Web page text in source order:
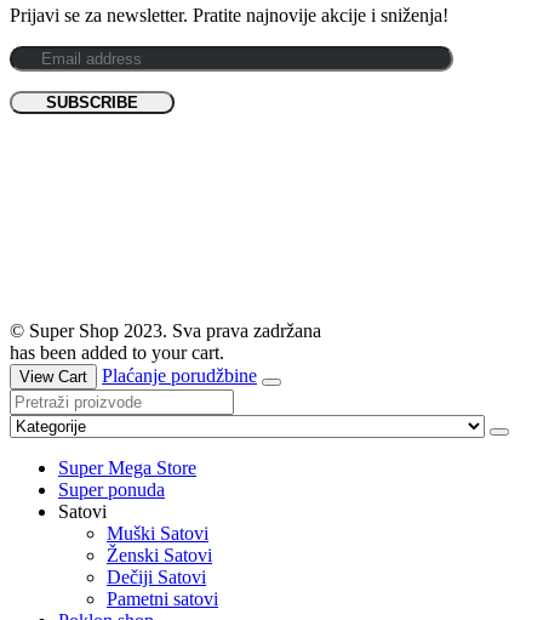
Prijavi se za newsletter. Pratite najnovije akcije i sniženja!
© Super Shop 2023. Sva prava zadržana
has been added to your cart.
View Cart Plaćanje porudžbine
Super Mega Store
Super ponuda
Satovi
Muški Satovi
Ženski Satovi
Dečiji Satovi
Pametni satovi